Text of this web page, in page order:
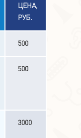
ЦЕНА,
РУБ.
500
500
3000